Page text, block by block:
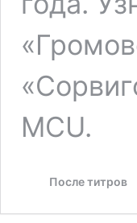
MCU.
После титров